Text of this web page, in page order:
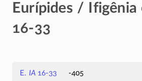
Eurípides / Ifigênia
16-33
E. IA16-33 -405